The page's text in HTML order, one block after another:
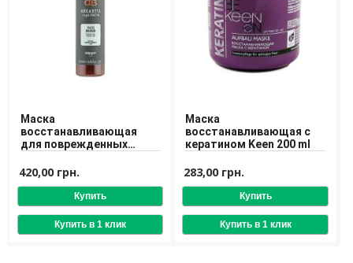
Возврат товара
Маска
восстанавливающая
для поврежденных
Argabeta vegKeratin
Repair Mask
420,00 грн.
Маска
восстанавливающая с
кератином Keen 200 ml
283,00 грн.